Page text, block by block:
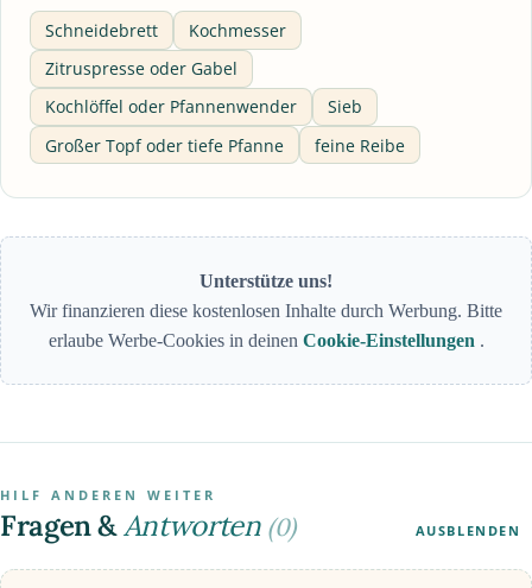
Schneidebrett
Kochmesser
Zitruspresse oder Gabel
Kochlöffel oder Pfannenwender
Sieb
Großer Topf oder tiefe Pfanne
feine Reibe
Unterstütze uns!
Wir finanzieren diese kostenlosen Inhalte durch Werbung. Bitte
erlaube Werbe-Cookies in deinen Cookie-Einstellungen .
HILF ANDEREN WEITER
Fragen &Antworten (0) AUSBLENDEN